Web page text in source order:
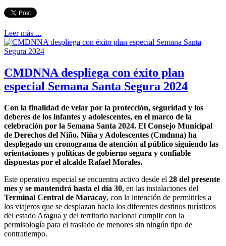
Leer más ...
CMDNNA despliega con éxito plan
especial Semana Santa Segura 2024
Con la finalidad de velar por la protección, seguridad y los
deberes de los infantes y adolescentes, en el marco de la
celebración por la Semana Santa 2024. El Consejo Municipal
de Derechos del Niño, Niña y Adolescentes (Cmdnna) ha
desplegado un cronograma de atención al público siguiendo las
orientaciones y políticas de gobierno segura y confiable
dispuestas por el alcalde Rafael Morales.
Este operativo especial se encuentra activo desde el 28 del presente
mes y se mantendrá hasta el día 30, en las instalaciones del
Terminal Central de Maracay, con la intención de permitirles a
los viajeros que se desplazan hacia los diferentes destinos turísticos
del estado Aragua y del territorio nacional cumplir con la
permisología para el traslado de menores sin ningún tipo de
contratiempo.